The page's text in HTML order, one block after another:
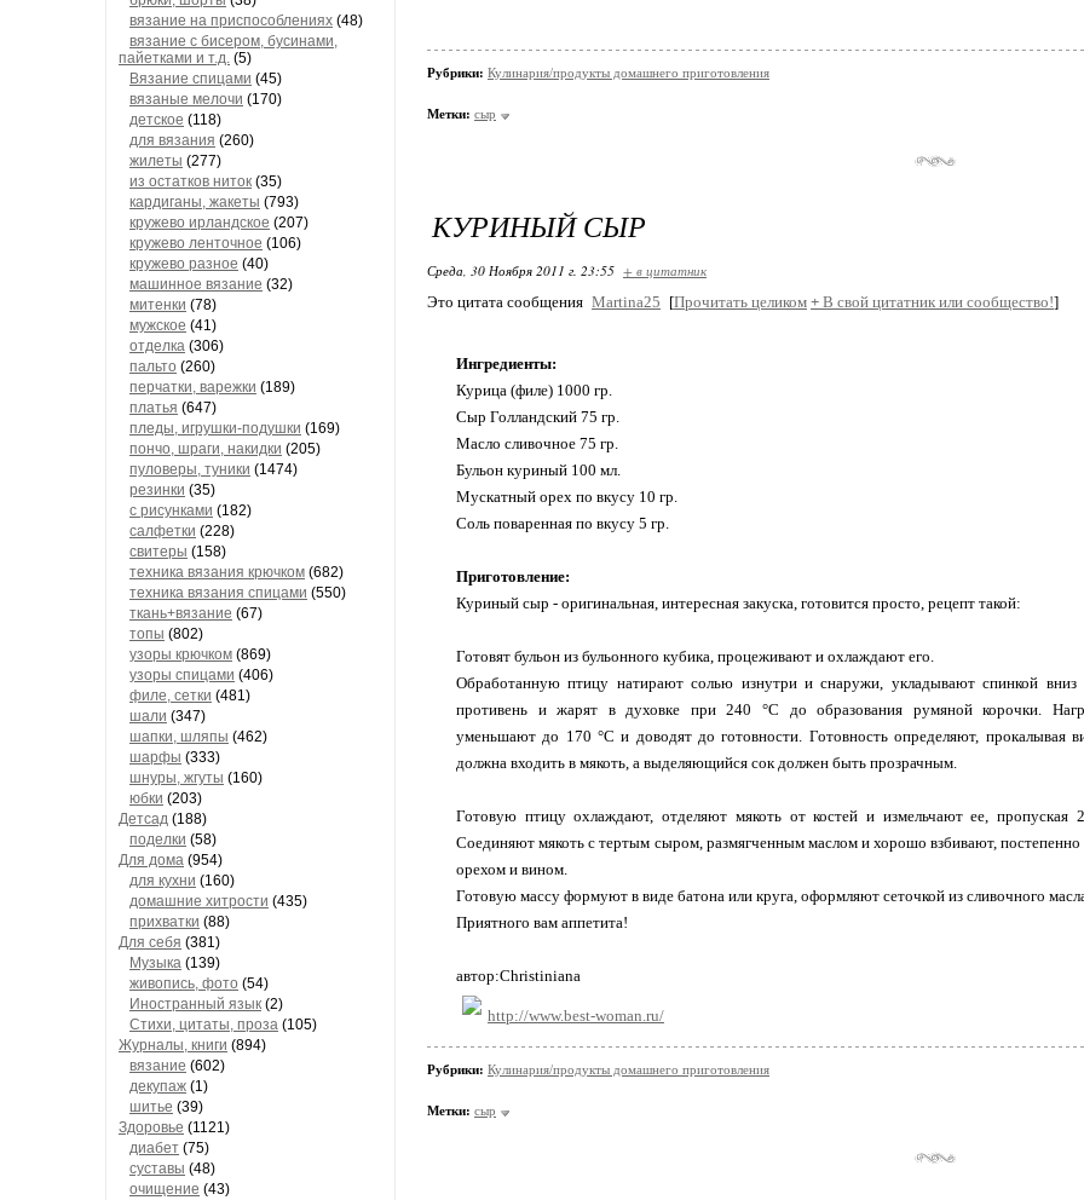
вязание на приспособлениях (48)
вязание с бисером, бусинами,
пайетками и т.д. (5)
Вязание спицами (45)
вязаные мелочи (170)
детское (118)
для вязания (260)
жилеты (277)
из остатков ниток (35)
кардиганы, жакеты (793)
кружево ирландское (207)
кружево ленточное (106)
кружево разное (40)
машинное вязание (32)
митенки (78)
мужское (41)
отделка (306)
пальто (260)
перчатки, варежки (189)
платья (647)
пледы, игрушки-подушки (169)
пончо, шраги, накидки (205)
пуловеры, туники (1474)
резинки (35)
с рисунками (182)
салфетки (228)
свитеры (158)
техника вязания крючком (682)
техника вязания спицами (550)
ткань+вязание (67)
топы (802)
узоры крючком (869)
узоры спицами (406)
филе, сетки (481)
шали (347)
шапки, шляпы (462)
шарфы (333)
шнуры, жгуты (160)
юбки (203)
Детсад (188)
поделки (58)
Для дома (954)
для кухни (160)
домашние хитрости (435)
прихватки (88)
Для себя (381)
Музыка (139)
живопись, фото (54)
Иностранный язык (2)
Стихи, цитаты, проза (105)
Журналы, книги (894)
вязание (602)
декупаж (1)
шитье (39)
Здоровье (1121)
диабет (75)
суставы (48)
очищение (43)
Рубрики: Кулинария/продукты домашнего приготовления
Метки: сыр
КУРИНЫЙ СЫР
Среда, 30 Ноября 2011 г. 23:55 + в цитатник
Это цитата сообщения Martina25 [Прочитать целиком + В свой цитатник или сообщество!]
Ингредиенты:
Курица (филе) 1000 гр.
Сыр Голландский 75 гр.
Масло сливочное 75 гр.
Бульон куриный 100 мл.
Мускатный орех по вкусу 10 гр.
Соль поваренная по вкусу 5 гр.
Приготовление:
Куриный сыр - оригинальная, интересная закуска, готовится просто, рецепт такой:
Готовят бульон из бульонного кубика, процеживают и охлаждают его.
Обработанную птицу натирают солью изнутри и снаружи, укладывают спинкой вниз
противень и жарят в духовке при 240 °С до образования румяной корочки.
уменьшают до 170 °С и доводят до готовности. Готовность определяют, прокалывая
должна входить в мякоть, а выделяющийся сок должен быть прозрачным.
Готовую птицу охлаждают, отделяют мякоть от костей и измельчают ее, пропуская
Соединяют мякоть с тертым сыром, размягченным маслом и хорошо взбивают,
орехом и вином.
Готовую массу формуют в виде батона или круга, оформляют сеточкой из сливочного
Приятного вам аппетита!
автор:Christiniana
http://www.best-woman.ru/
Рубрики: Кулинария/продукты домашнего приготовления
Метки: сыр